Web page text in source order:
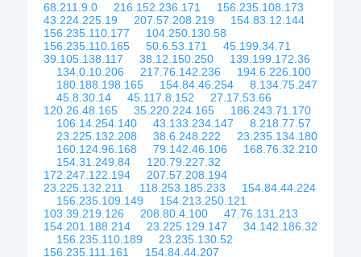
68.211.9.0 216.152.236.171
156.235.108.173
43.224.225.19
207.57.208.219
154.83.12.144
156.235.110.177
104.250.130.58
156.235.110.165
50.6.53.171
45.199.34.71
39.105.138.117
38.12.150.250
139.199.172.36
134.0.10.206
217.76.142.236
194.6.226.100
180.188.198.165
154.84.46.254
8.134.75.247
45.8.30.14
45.117.8.152
27.17.53.66
120.26.48.165
35.220.224.165
186.243.71.170
106.14.254.140
43.133.234.147
8.218.77.57
23.225.132.208
38.6.248.222
23.235.134.180
160.124.96.168
79.142.46.106
168.76.32.210
154.31.249.84
120.79.227.32
172.247.122.194
207.57.208.194
23.225.132.211
118.253.185.233
154.84.44.224
156.235.109.149
154.213.250.121
103.39.219.126
208.80.4.100
47.76.131.213
154.201.188.214
23.225.129.147
34.142.186.32
156.235.110.189
23.235.130.52
156.235.111.161
154.84.44.207